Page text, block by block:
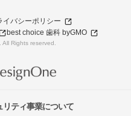
イバシーポリシー
best choice 歯科 byGMO
Rights reserved.
ティ事業について